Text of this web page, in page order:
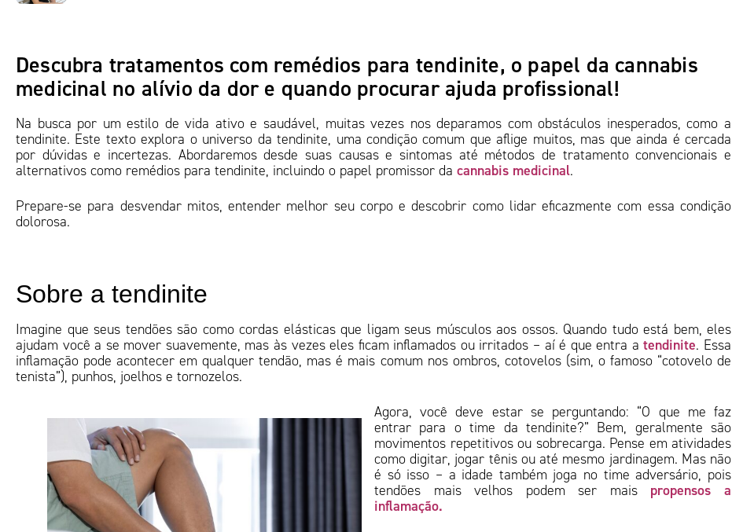
Descubra tratamentos com remédios para tendinite, o papel da cannabis
medicinal no alívio da dor e quando procurar ajuda profissional!
Na busca por um estilo de vida ativo e saudável, muitas vezes nos deparamos com obstáculos inesperados, como a
tendinite. Este texto explora o universo da tendinite, uma condição comum que aflige muitos, mas que ainda é cercada
por dúvidas e incertezas. Abordaremos desde suas causas e sintomas até métodos de tratamento convencionais e
alternativos como remédios para tendinite, incluindo o papel promissor da cannabis medicinal.
Prepare-se para desvendar mitos, entender melhor seu corpo e descobrir como lidar eficazmente com essa condição
dolorosa.
Sobre a tendinite
Imagine que seus tendões são como cordas elásticas que ligam seus músculos aos ossos. Quando tudo está bem, eles
ajudam você a se mover suavemente, mas às vezes eles ficam inflamados ou irritados – aí é que entra atendinite. Essa
inflamação pode acontecer em qualquer tendão, mas é mais comum nos ombros, cotovelos (sim, o famoso “cotovelo de
tenista”), punhos, joelhos e tornozelos.
Agora, você deve estar se perguntando: “O que me faz
entrar para o time da tendinite?” Bem, geralmente são
movimentos repetitivos ou sobrecarga. Pense em atividades
como digitar, jogar tênis ou até mesmo jardinagem. Mas não
é só isso – a idade também joga no time adversário, pois
tendões mais velhos podem ser mais propensos a
inflamação.